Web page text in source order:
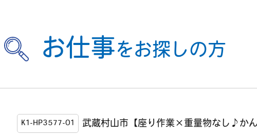
お仕事をお探しの方
K1-HP3577-01 武蔵村山市【座り作業×重量物なし♪か